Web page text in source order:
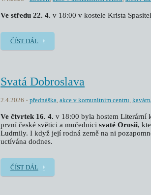
Ve středu 22. 4. v 18:00 v kostele Krista
ČÍST DÁL
Svatá Dobroslava
2.4.2026 přednáška, akce v komunitním centru,
Ve čtvrtek 16. 4. v 18:00 byla hostem Literární
první české světici a mučednici svaté Orosii,
Ludmily. I když její rodná země na ni
uctívána dodnes.
ČÍST DÁL